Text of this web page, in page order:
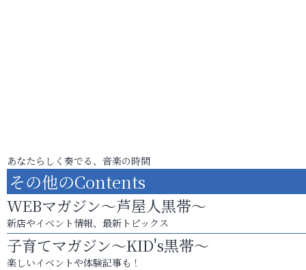
あなたらしく奏でる、音楽の時間
その他のContents
WEBマガジン～芦屋人黒帯～
新店やイベント情報、最新トピックス
子育てマガジン～KID's黒帯～
楽しいイベントや体験記事も！